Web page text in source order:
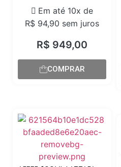
R$ 949,00
Em até 10x de
R$ 94,90 sem juros
COMPRAR